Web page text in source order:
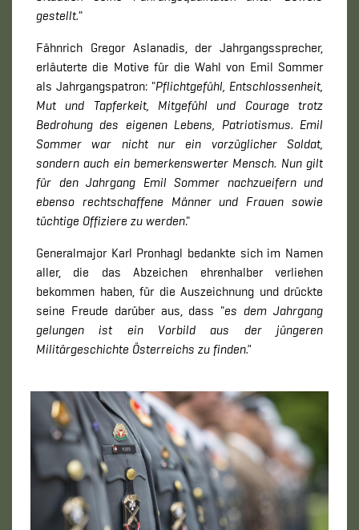
gestellt."
Fähnrich Gregor Aslanadis, der Jahrgangssprecher,
erläuterte die Motive für die Wahl von Emil Sommer
als Jahrgangspatron: "Pflichtgefühl, Entschlossenheit,
Mut und Tapferkeit, Mitgefühl und Courage trotz
Bedrohung des eigenen Lebens, Patriotismus. Emil
Sommer war nicht nur ein vorzüglicher Soldat,
sondern auch ein bemerkenswerter Mensch. Nun gilt
für den Jahrgang Emil Sommer nachzueifern und
ebenso rechtschaffene Männer und Frauen sowie
tüchtige Offiziere zu werden."
Generalmajor Karl Pronhagl bedankte sich im Namen
aller, die das Abzeichen ehrenhalber verliehen
bekommen haben, für die Auszeichnung und drückte
seine Freude darüber aus, dass "es dem Jahrgang
gelungen ist ein Vorbild aus der jüngeren
Militärgeschichte Österreichs zu finden."